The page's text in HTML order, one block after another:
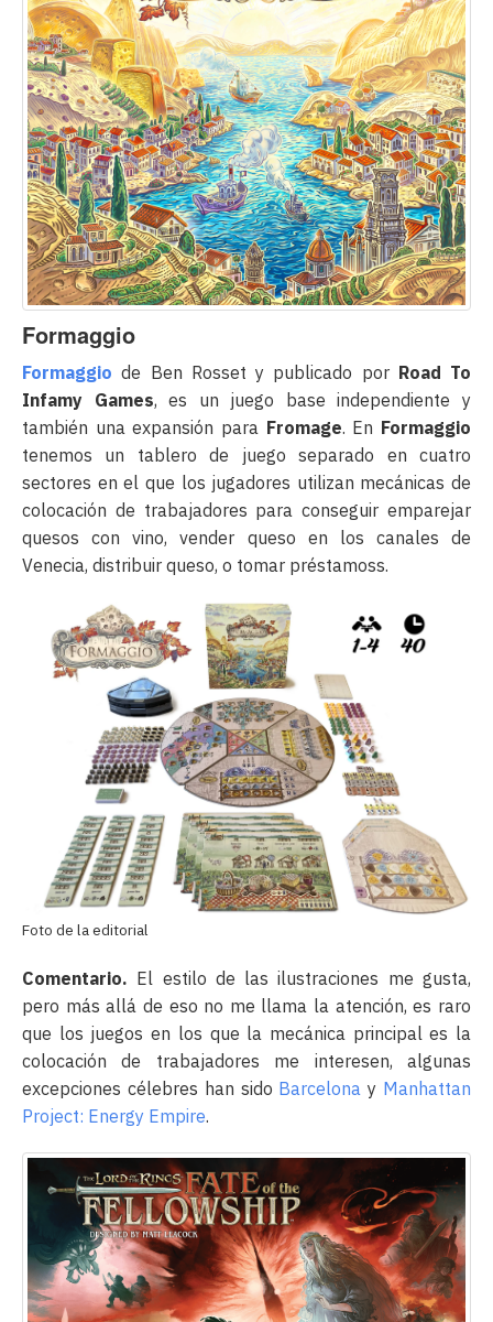
Formaggio
Formaggio de Ben Rosset y publicado por Road To
Infamy Games, es un juego base independiente y
también una expansión para Fromage. En Formaggio
tenemos un tablero de juego separado en cuatro
sectores en el que los jugadores utilizan mecánicas de
colocación de trabajadores para conseguir emparejar
quesos con vino, vender queso en los canales de
Venecia, distribuir queso, o tomar préstamoss.
Foto de la editorial
Comentario. El estilo de las ilustraciones me gusta,
pero más allá de eso no me llama la atención, es raro
que los juegos en los que la mecánica principal es la
colocación de trabajadores me interesen, algunas
excepciones célebres han sido Barcelona y Manhattan
Project: Energy Empire.